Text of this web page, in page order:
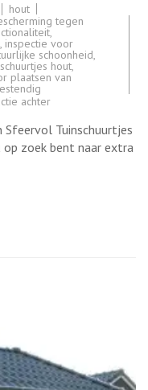
hout
tegen
,
, inspectie voor
schoonheid,
hout,
plaatsen van
achterop
en
Sfeervolle
Tuinschuurtjes
van
Sfeervol Tuinschuurtjes
zoek bent naar extra